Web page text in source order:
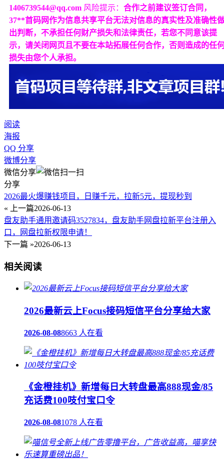
1406739544@qq.com 风险提示： 合作之前建议签订合同，
37**首码网作为信息共享平台无法对信息的真实性及准确性
出判断，不承担任何财产损失和法律责任，若您不同意该提
示，请关闭网页且不要在本站拓展任何合作，否则造成的任
损失由您个人承担。
阅读
海报
QQ 分享
微博分享
微信分享
分享
2026最火爆赚钱项目，日赚千元，拉新5元，提现秒到
« 上一篇2026-06-13
盘友助手通用邀请码3527834，盘友助手网盘拉新平台注册入
口，网盘拉新权限申请！
下一篇 »2026-06-13
相关阅读
2026最新云上Focus接码短信平台分享给大家
2026-08-088663 人在看
《金橙挂机》新增每日大转盘最高888现金/85
充话费100吱付宝口令
2026-08-081078 人在看